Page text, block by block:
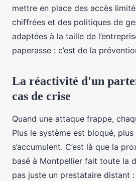
mettre en place des accès
chiffrées et des politiques de
adaptées à la taille de
paperasse : c’est de la
La réactivité d'un
cas de crise
Quand une attaque frappe,
Plus le système est bloqué,
s’accumulent. C’est là que la
basé à Montpellier fait toute la
pas juste un prestataire distant :